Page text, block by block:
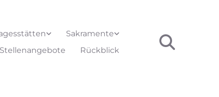
Sakramente
Rückblick